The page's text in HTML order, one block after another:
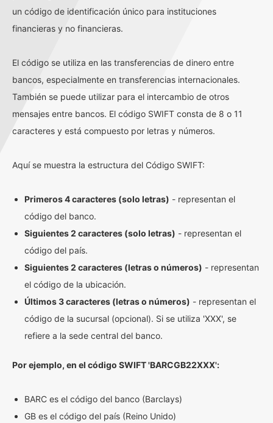
un código de identificación único para instituciones
financieras y no financieras.
El código se utiliza en las transferencias de dinero entre
bancos, especialmente en transferencias internacionales.
También se puede utilizar para el intercambio de otros
mensajes entre bancos. El código SWIFT consta de 8 o 11
caracteres y está compuesto por letras y números.
Aquí se muestra la estructura del Código SWIFT:
Primeros 4 caracteres (solo letras) - representan el
código del banco.
Siguientes 2 caracteres (solo letras) - representan el
código del país.
Siguientes 2 caracteres (letras o números) - representan
el código de la ubicación.
Últimos 3 caracteres (letras o números) - representan el
código de la sucursal (opcional). Si se utiliza 'XXX', se
refiere a la sede central del banco.
Por ejemplo, en el código SWIFT 'BARCGB22XXX':
BARC es el código del banco (Barclays)
GB es el código del país (Reino Unido)